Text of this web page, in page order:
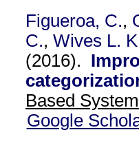
Figueroa, C.,
C., Wives L.
(2016).
Based
Google